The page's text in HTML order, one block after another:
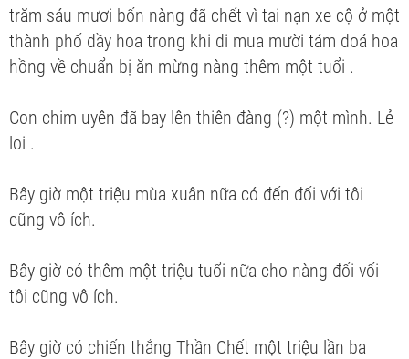
trăm sáu mươi bốn nàng đã chết vì tai nạn xe cộ ở một
thành phố đầy hoa trong khi đi mua mười tám đoá hoa
hồng về chuẩn bị ăn mừng nàng thêm một tuổi .
Con chim uyên đã bay lên thiên đàng (?) một mình. Lẻ
loi .
Bây giờ một triệu mùa xuân nữa có đến đối với tôi
cũng vô ích.
Bây giờ có thêm một triệu tuổi nữa cho nàng đối vối
tôi cũng vô ích.
Bây giờ có chiến thắng Thần Chết một triệu lần ba